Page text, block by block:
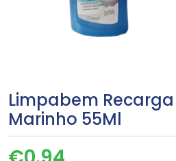
Limpabem
Marinho 55Ml